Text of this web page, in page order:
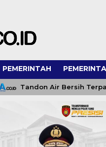
PEMERINTAH
Tandon Air Bersih